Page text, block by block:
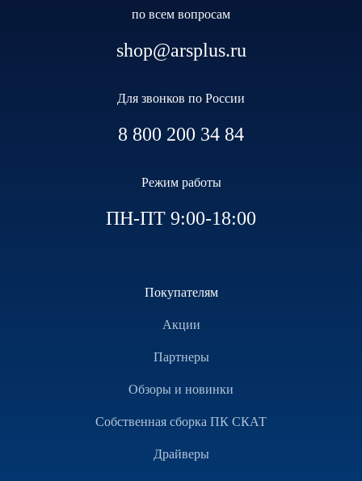
по всем вопросам
shop@arsplus.ru
Для звонков по России
8 800 200 34 84
Режим работы
ПН-ПТ 9:00-18:00
Покупателям
Акции
Партнеры
Обзоры и новинки
Собственная сборка ПК СКАТ
Драйверы